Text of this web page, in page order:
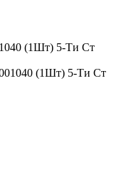
(1Шт) 5-Ти Ст